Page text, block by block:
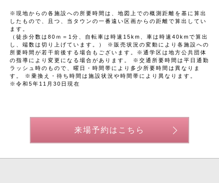
※現地からの各施設への所要時間は、地図上での概測距離を基に算出
したもので、且つ、当タウンの一番遠い区画からの距離で算出してい
ます。
（徒歩分数は80ｍ＝1分、自転車は時速15km、車は時速40kmで算出
し、端数は切り上げています。） ※販売状況の変動により各施設への
所要時間が若干前後する場合もございます。※通学区は地方公共団体
の指導により変更になる場合があります。 ※交通所要時間は平日通勤
ラッシュ時のもので、曜日・時間帯により多少所要時間は異なりま
す。 ※乗換え・待ち時間は施設状況や時間帯により異なります。
※令和5年11月30日現在
来場予約はこちら